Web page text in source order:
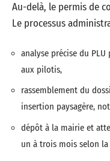
Au-delà, le permis de
Le processus
analyse précise du
aux pilotis,
rassemblement du
insertion paysagère,
dépôt à la mairie et
un à trois mois selon